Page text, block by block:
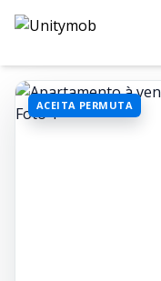
ACEITA PERMUTA